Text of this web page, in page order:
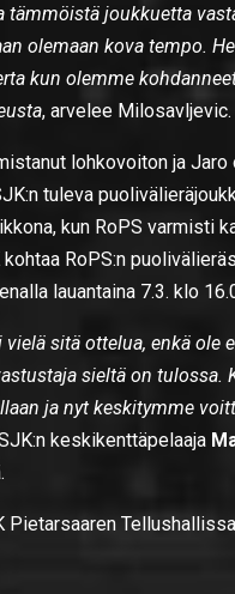
tämmöistä joukkuetta
olemaan kova tempo.
kun olemme
, arvelee Milosavljevic.
lohkovoiton ja Jaro
tuleva
kun RoPS varmisti
RoPS:n
lauantaina 7.3. klo
sitä ottelua, enkä ole
sieltä on tulossa.
ja nyt keskitymme
keskikenttäpelaaja
Pietarsaaren